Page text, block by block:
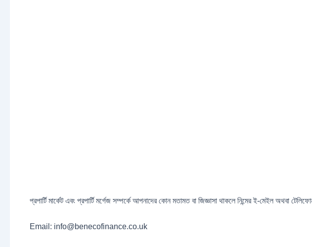
প্রপার্টি মার্কেট এবং প্রপার্টি মর্গেজ সম্পর্কে আপনাদের কোন মতামত বা জিজ্ঞাসা থাকলে নিন্মের ই-মেইল অথবা
Email: info@benecofinance.co.uk